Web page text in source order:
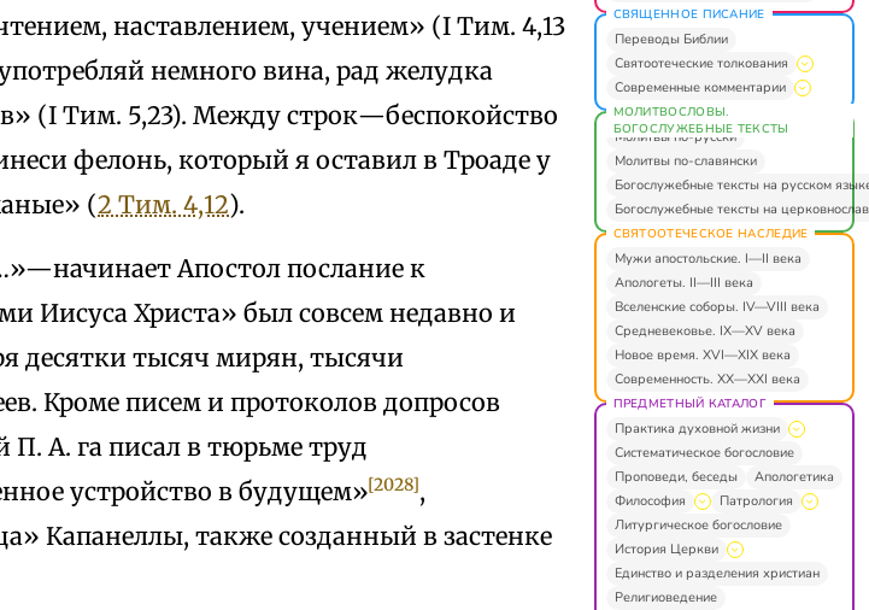
наставлением, учением» (I Тим. 4,13
немного вина, рад желудка
(I Тим. 5,23). Между строк—беспокойство
фелонь, который я оставил в Троаде у
(2 Тим. 4,12).
Апостол послание к
Иисуса Христа» был совсем недавно и
десятки тысяч мирян, тысячи
Кроме писем и протоколов допросов
А. га писал в тюрьме труд
устройство в будущем»[2028],
Капанеллы, также созданный в застенке
СВЯЩЕННОЕ ПИСАНИЕ
Переводы Библии
Святоотеческие толкования
Современные комментарии
МОЛИТВОСЛОВЫ.
БОГОСЛУЖЕБНЫЕ ТЕКСТЫ
Молитвы по-русски
Молитвы по-славянски
Богослужебные тексты на русском
Богослужебные тексты на
СВЯТООТЕЧЕСКОЕ НАСЛЕДИЕ
Мужи апостольские. I—II века
Апологеты. II—III века
Вселенские соборы. IV—VIII века
Средневековье. IX—XV века
Новое время. XVI—XIX века
Современность. XX—XXI века
ПРЕДМЕТНЫЙ КАТАЛОГ
Практика духовной жизни
Систематическое богословие
Проповеди, беседы
Апологетика
Философия
Патрология
Литургическое богословие
История Церкви
Единство и разделения христиан
Религиоведение